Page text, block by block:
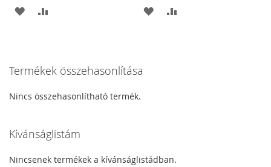
HOZZÁADÁSÖSSZEHASONLÍTÁSHOZHOZZÁADÁS
Termékek összehasonlítása
Nincs összehasonlítható termék.
Kívánságlistám
Nincsenek termékek a kívánságlistádban.